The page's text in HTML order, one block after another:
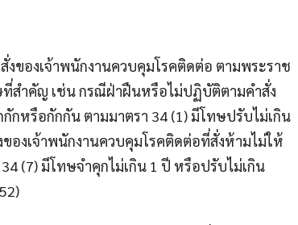
ของเจ้าพนักงานควบคุมโรคติดต่อ ตามพระราช
ำคัญ เช่น กรณีฝ่าฝืนหรือไม่ปฏิบัติตามคำสั่ง
กหรือกักกัน ตามมาตรา 34 (1) มีโทษปรับไม่เกิน
องเจ้าพนักงานควบคุมโรคติดต่อที่สั่งห้ามไม่ให้
(7) มีโทษจำคุกไม่เกิน 1 ปี หรือปรับไม่เกิน